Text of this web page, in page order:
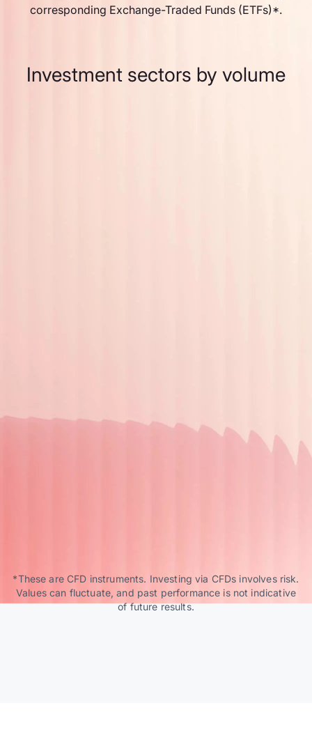
corresponding Exchange-Traded Funds (ETFs)*.
Investment sectors by volume
*These are CFD instruments. Investing via CFDs involves risk.
Values can fluctuate, and past performance is not indicative
of future results.